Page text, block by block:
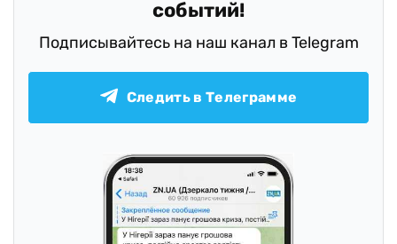
событий!
Подписывайтесь на наш канал в Telegram
Следить в Телеграмме